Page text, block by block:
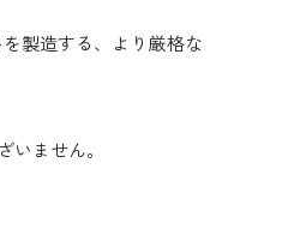
製造する、より厳格な
ません。